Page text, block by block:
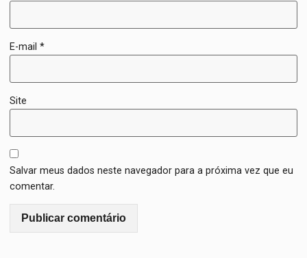
E-mail*
Site
Salvar meus dados neste navegador para a próxima vez que eu
comentar.